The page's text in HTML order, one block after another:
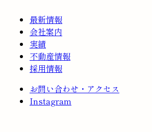
最新情報
会社案内
実績
不動産情報
採用情報
お問い合わせ・アクセス
Instagram